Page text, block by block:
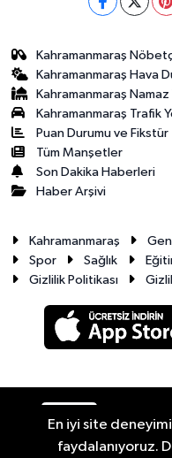
Kahramanmaraş
Kahramanmaraş Hava
Kahramanmaraş
Kahramanmaraş Trafik
Puan Durumu ve Fikstür
Tüm Manşetler
Son Dakika Haberleri
Haber Arşivi
Kahramanmaraş
Spor
Sağlık
Gizlilik Politikası
RSS
En iyi site
faydalanıyoruz.